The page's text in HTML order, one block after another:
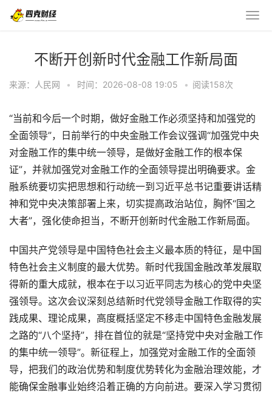
不断开创新时代金融工作新局面
来源：人民网 • 时间：2026-08-08 19:05 • 阅读158次
“当前和今后一个时期，做好金融工作必须坚持和加强党的
全面领导”，日前举行的中央金融工作会议强调“加强党中央
对金融工作的集中统一领导，是做好金融工作的根本保
证”，并就加强党对金融工作的全面领导提出明确要求。金
融系统要切实把思想和行动统一到习近平总书记重要讲话精
神和党中央决策部署上来，切实提高政治站位，胸怀“国之
大者”，强化使命担当，不断开创新时代金融工作新局面。
中国共产党领导是中国特色社会主义最本质的特征，是中国
特色社会主义制度的最大优势。新时代我国金融改革发展取
得新的重大成就，根本在于以习近平同志为核心的党中央坚
强领导。这次会议深刻总结新时代党领导金融工作取得的实
践成果、理论成果，高度概括坚定不移走中国特色金融发展
之路的“八个坚持”，排在首位的就是“坚持党中央对金融工作
的集中统一领导”。新征程上，加强党对金融工作的全面领
导，把我们的政治优势和制度优势转化为金融治理效能，才
能确保金融事业始终沿着正确的方向前进。要深入学习贯彻